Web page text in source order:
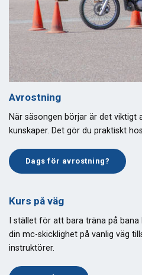
Avrostning
När säsongen börjar är det viktigt
kunskaper. Det gör du praktiskt
Dags för avrostning?
Kurs på väg
I stället för att bara träna på
din mc-skicklighet på vanlig väg
instruktörer.